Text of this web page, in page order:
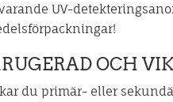
UV-
OCH
du primär- eller